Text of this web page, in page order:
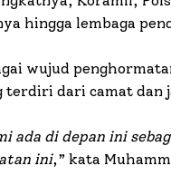
hingga lembaga
wujud
terdiri dari camat dan
ada di depan ini
ini,” kata